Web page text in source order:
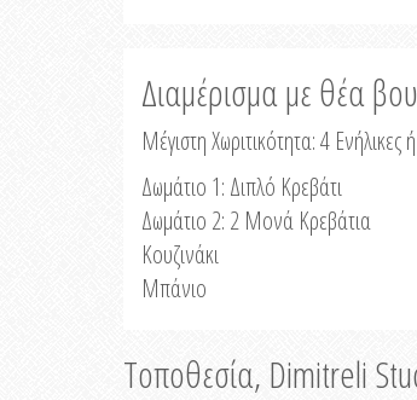
Διαμέρισμα με θέα
Μέγιστη Χωριτικότητα: 4 Ενήλικες
Δωμάτιο 1: Διπλό Κρεβάτι
Δωμάτιο 2: 2 Μονά Κρεβάτια
Κουζινάκι
Μπάνιο
Τοποθεσία, Dimitreli